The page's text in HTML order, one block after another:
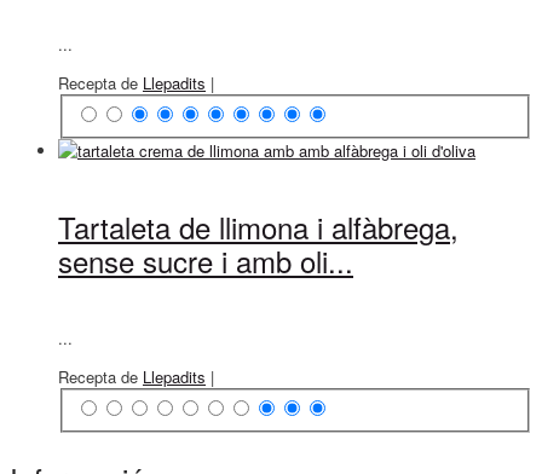
...
Recepta de Llepadits |
Tartaleta de llimona i alfàbrega,
sense sucre i amb oli...
...
Recepta de Llepadits |